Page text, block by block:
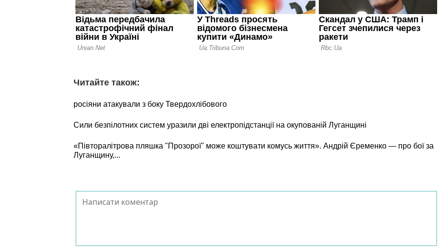
Читайте також:
росіяни атакували з боку Твердохлібового
Сили безпілотних систем уразили дві електропідстанції на окупованій Луганщині
«Півторалітрова пляшка "Прозорої" може коштувати комусь життя». Андрій Єременко — про бої за
Луганщину,...